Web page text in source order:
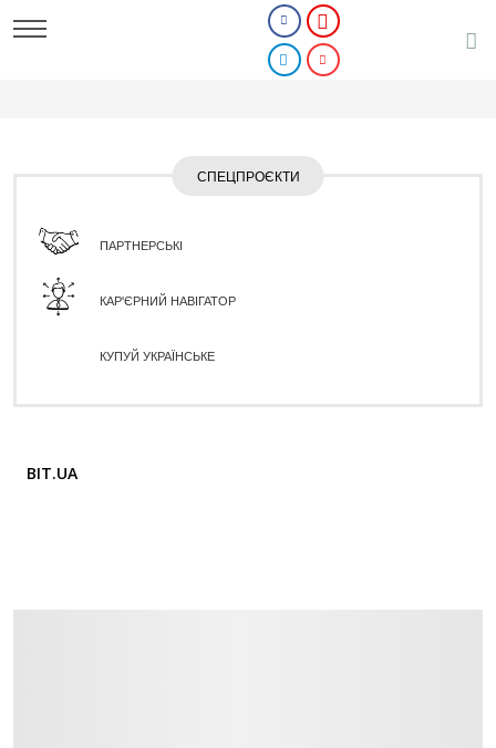
СПЕЦПРОЄКТИ
ПАРТНЕРСЬКІ
КАР'ЄРНИЙ НАВІГАТОР
КУПУЙ УКРАЇНСЬКЕ
BIT.UA